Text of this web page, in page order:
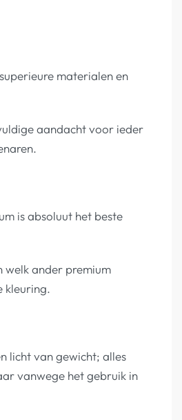
materialen en
aandacht voor ieder
is absoluut het beste
welk ander premium
kleuring.
licht van gewicht; alles
vanwege het gebruik in